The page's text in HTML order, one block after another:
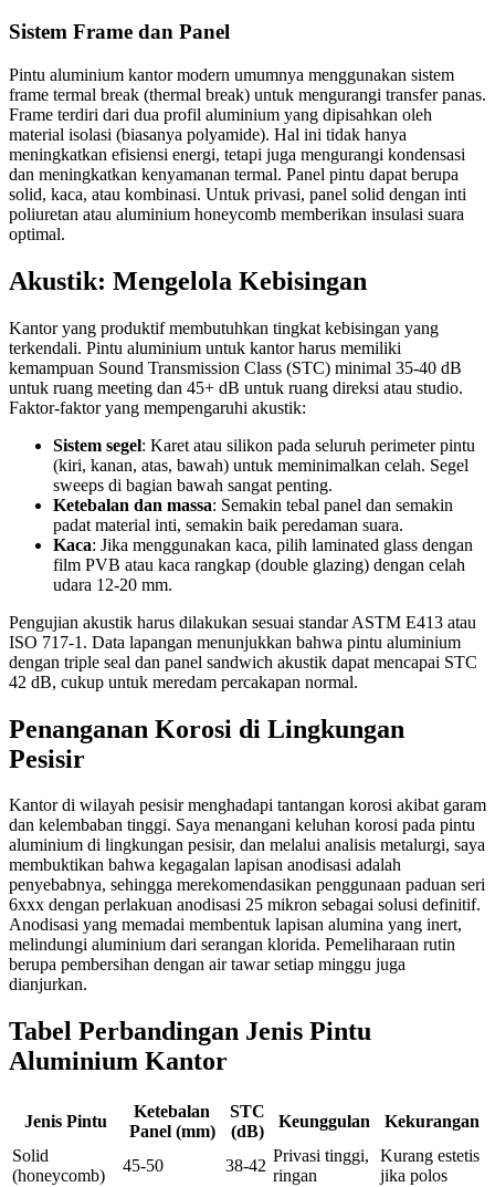
Sistem Frame dan Panel
Pintu aluminium kantor modern umumnya menggunakan sistem
frame termal break (thermal break) untuk mengurangi transfer panas.
Frame terdiri dari dua profil aluminium yang dipisahkan oleh
material isolasi (biasanya polyamide). Hal ini tidak hanya
meningkatkan efisiensi energi, tetapi juga mengurangi kondensasi
dan meningkatkan kenyamanan termal. Panel pintu dapat berupa
solid, kaca, atau kombinasi. Untuk privasi, panel solid dengan inti
poliuretan atau aluminium honeycomb memberikan insulasi suara
optimal.
Akustik: Mengelola Kebisingan
Kantor yang produktif membutuhkan tingkat kebisingan yang
terkendali. Pintu aluminium untuk kantor harus memiliki
kemampuan Sound Transmission Class (STC) minimal 35-40 dB
untuk ruang meeting dan 45+ dB untuk ruang direksi atau studio.
Faktor-faktor yang mempengaruhi akustik:
Sistem segel: Karet atau silikon pada seluruh perimeter pintu
(kiri, kanan, atas, bawah) untuk meminimalkan celah. Segel
sweeps di bagian bawah sangat penting.
Ketebalan dan massa: Semakin tebal panel dan semakin
padat material inti, semakin baik peredaman suara.
Kaca: Jika menggunakan kaca, pilih laminated glass dengan
film PVB atau kaca rangkap (double glazing) dengan celah
udara 12-20 mm.
Pengujian akustik harus dilakukan sesuai standar ASTM E413 atau
ISO 717-1. Data lapangan menunjukkan bahwa pintu aluminium
dengan triple seal dan panel sandwich akustik dapat mencapai STC
42 dB, cukup untuk meredam percakapan normal.
Penanganan Korosi di Lingkungan
Pesisir
Kantor di wilayah pesisir menghadapi tantangan korosi akibat garam
dan kelembaban tinggi. Saya menangani keluhan korosi pada pintu
aluminium di lingkungan pesisir, dan melalui analisis metalurgi, saya
membuktikan bahwa kegagalan lapisan anodisasi adalah
penyebabnya, sehingga merekomendasikan penggunaan paduan seri
6xxx dengan perlakuan anodisasi 25 mikron sebagai solusi definitif.
Anodisasi yang memadai membentuk lapisan alumina yang inert,
melindungi aluminium dari serangan klorida. Pemeliharaan rutin
berupa pembersihan dengan air tawar setiap minggu juga
dianjurkan.
Tabel Perbandingan Jenis Pintu
Aluminium Kantor
Jenis Pintu
Ketebalan
Panel (mm)
STC
(dB)
Keunggulan
Kekurangan
Solid
(honeycomb)
45-50 38-42
Privasi tinggi,
ringan
Kurang estetis
jika polos